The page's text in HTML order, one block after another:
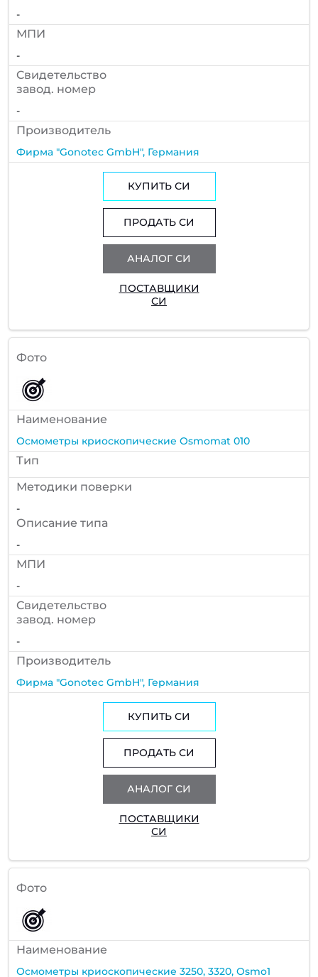
-
МПИ
-
Cвидетельство
завод. номер
-
Производитель
Фирма "Gonotec GmbH", Германия
КУПИТЬ СИ
ПРОДАТЬ СИ
АНАЛОГ СИ
ПОСТАВЩИКИ
СИ
Фото
Наименование
Осмометры криоскопические Osmomat 010
Тип
Методики поверки
-
Описание типа
-
МПИ
-
Cвидетельство
завод. номер
-
Производитель
Фирма "Gonotec GmbH", Германия
КУПИТЬ СИ
ПРОДАТЬ СИ
АНАЛОГ СИ
ПОСТАВЩИКИ
СИ
Фото
Наименование
Осмометры криоскопические 3250, 3320, Osmo1